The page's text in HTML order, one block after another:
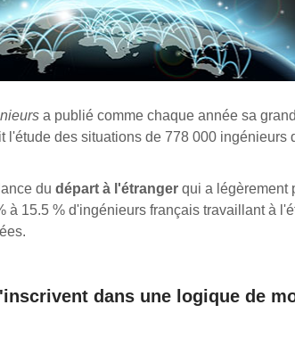
a publié comme chaque année sa
l'étude des situations de 778 000 ingénieurs
dudépart à l'étranger qui a légèrement
à 15.5 % d'ingénieurs français travaillant à
dans une logique de